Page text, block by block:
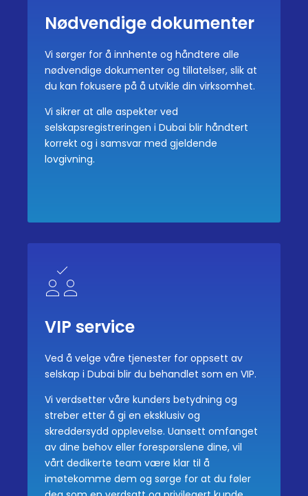
Nødvendige dokumenter
Vi sørger for å innhente og håndtere alle
nødvendige dokumenter og tillatelser, slik at
du kan fokusere på å utvikle din virksomhet.
Vi sikrer at alle aspekter ved
selskapsregistreringen i Dubai blir håndtert
korrekt og i samsvar med gjeldende
lovgivning.
VIP service
Ved å velge våre tjenester for oppsett av
selskap i Dubai blir du behandlet som en VIP.
Vi verdsetter våre kunders betydning og
streber etter å gi en eksklusiv og
skreddersydd opplevelse. Uansett omfanget
av dine behov eller forespørslene dine, vil
vårt dedikerte team være klar til å
imøtekomme dem og sørge for at du føler